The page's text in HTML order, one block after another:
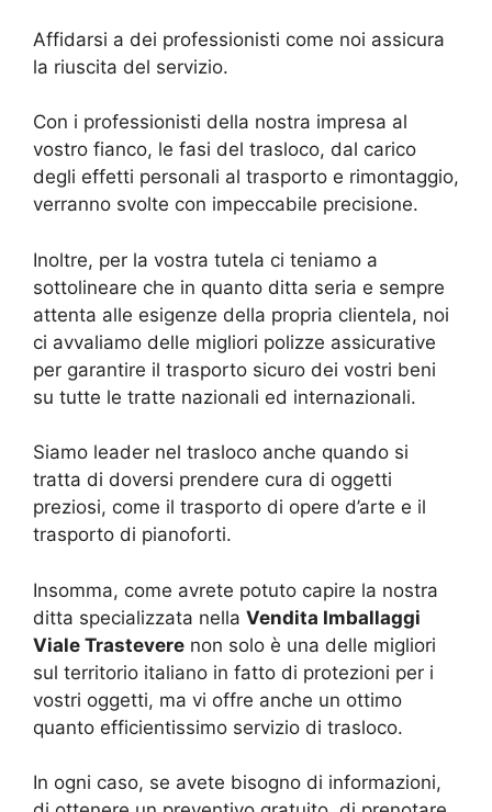
Affidarsi a dei professionisti come noi assicura
la riuscita del servizio.
Con i professionisti della nostra impresa al
vostro fianco, le fasi del trasloco, dal carico
degli effetti personali al trasporto e rimontaggio,
verranno svolte con impeccabile precisione.
Inoltre, per la vostra tutela ci teniamo a
sottolineare che in quanto ditta seria e sempre
attenta alle esigenze della propria clientela, noi
ci avvaliamo delle migliori polizze assicurative
per garantire il trasporto sicuro dei vostri beni
su tutte le tratte nazionali ed internazionali.
Siamo leader nel trasloco anche quando si
tratta di doversi prendere cura di oggetti
preziosi, come il trasporto di opere d’arte e il
trasporto di pianoforti.
Insomma, come avrete potuto capire la nostra
ditta specializzata nella Vendita Imballaggi
Viale Trastevere non solo è una delle migliori
sul territorio italiano in fatto di protezioni per i
vostri oggetti, ma vi offre anche un ottimo
quanto efficientissimo servizio di trasloco.
In ogni caso, se avete bisogno di informazioni,